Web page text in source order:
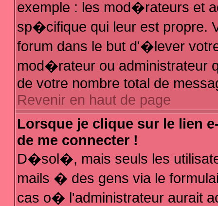
exemple : les mod�rateurs et
sp�cifique qui leur est propre.
forum dans le but d'�lever
mod�rateur ou administrateur
de votre nombre total de
Revenir en haut de page
Lorsque je clique sur le lien
de me connecter !
D�sol�, mais seuls les
mails � des gens via le
cas o� l'administrateur aurait